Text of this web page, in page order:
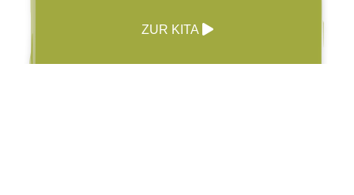
ZUR KITA